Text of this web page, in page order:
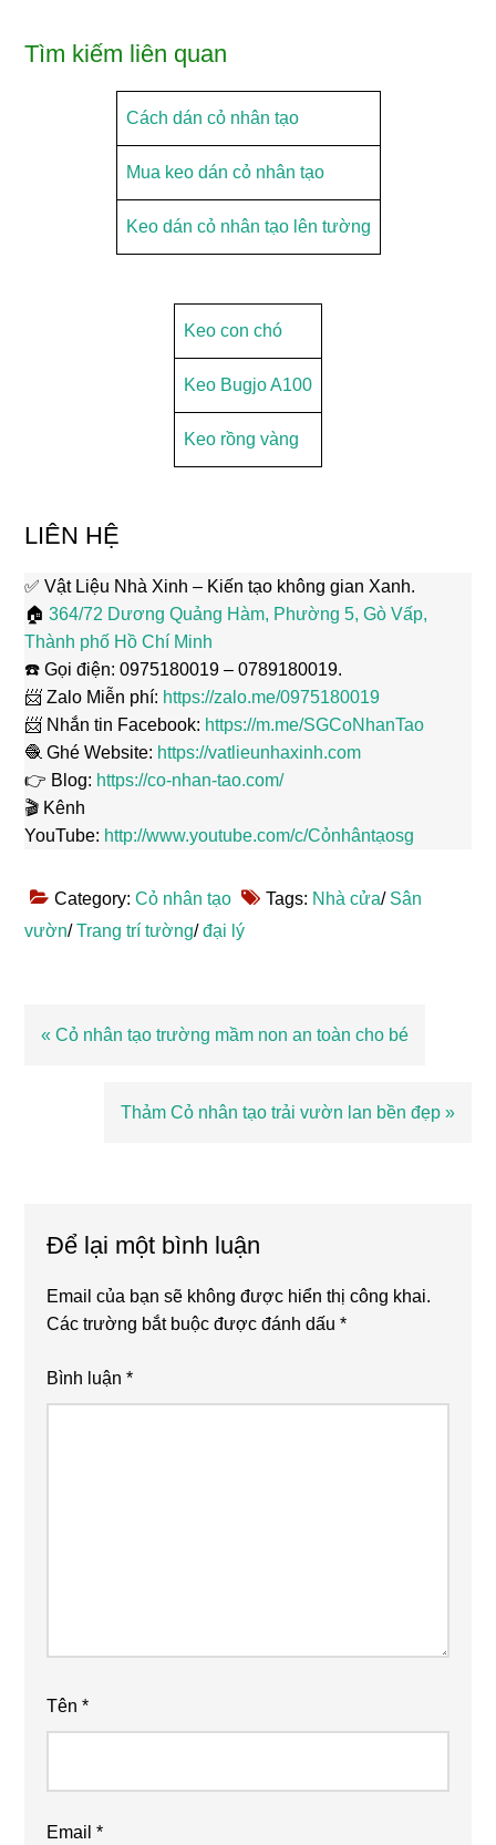
Tìm kiếm liên quan
Cách dán cỏ nhân tạo
Mua keo dán cỏ nhân tạo
Keo dán cỏ nhân tạo lên tường
Keo con chó
Keo Bugjo A100
Keo rồng vàng
LIÊN HỆ
✅ Vật Liệu Nhà Xinh – Kiến tạo không gian Xanh.
🏠364/72 Dương Quảng Hàm, Phường 5, Gò Vấp,
Thành phố Hồ Chí Minh
☎️ Gọi điện: 0975180019 – 0789180019.
📨 Zalo Miễn phí: https://zalo.me/0975180019
📨 Nhắn tin Facebook: https://m.me/SGCoNhanTao
🧶 Ghé Website: https://vatlieunhaxinh.com
👉 Blog: https://co-nhan-tao.com/
🎬 Kênh
YouTube: http://www.youtube.com/c/Cỏnhântạosg
Category:Cỏ nhân tạo Tags: Nhà cửa/ Sân
vườn/Trang trí tường/đại lý
Bài
« Cỏ nhân tạo trường mầm non an toàn cho bé
Bài
Thảm Cỏ nhân tạo trải vườn lan bền đẹp »
Để lại một bình luận
Email của bạn sẽ không được hiển thị công khai.
Các trường bắt buộc được đánh dấu*
Bình luận*
Tên*
Email*